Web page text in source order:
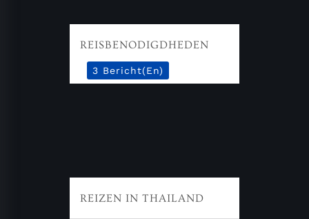
REISBENODIGDHEDEN
3 Bericht(en)
REIZEN IN THAILAND